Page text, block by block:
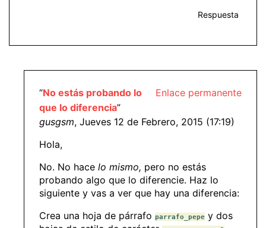
Respuesta
Enlace permanente
“No estás probando lo
que lo diferencia”
gusgsm, Jueves 12 de Febrero, 2015 (17:19)
Hola,
No. No hace lo mismo, pero no estás
probando algo que lo diferencie. Haz lo
siguiente y vas a ver que hay una diferencia:
Crea una hoja de párrafo parrafo_pepe y dos